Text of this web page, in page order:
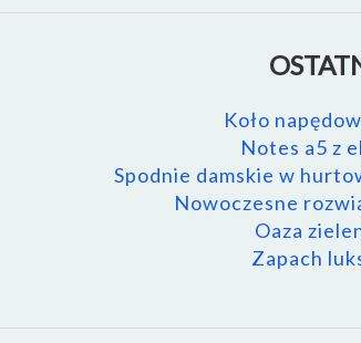
Koło
Notes a5 z
Spodnie damskie w
Nowoczesne
Oaza
Zapach